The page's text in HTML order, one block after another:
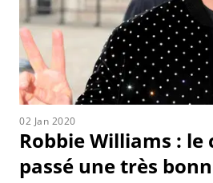
02 Jan 2020
Robbie Williams :
passé une très